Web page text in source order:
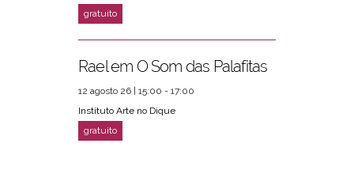
Rael em O Som das Palafitas
12 agosto 26 | 15:00 - 17:00
Instituto Arte no Dique